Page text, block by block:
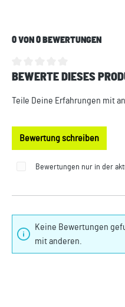
0 VON 0 BEWERTUNGEN
Durchschnittliche Bewertung
BEWERTE DIESES
Teile Deine Erfahrungen mit
Bewertung schreiben
Bewertungen nur in der
Keine Bewertungen
mit anderen.